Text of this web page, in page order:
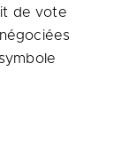
de vote